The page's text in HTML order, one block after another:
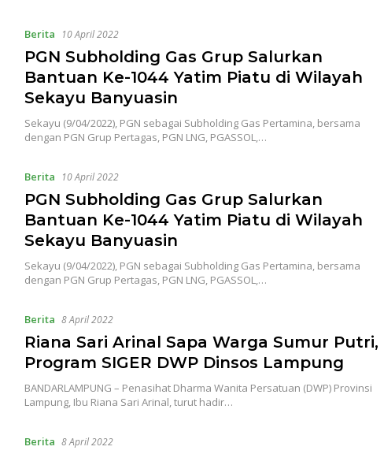
Berita 10 April 2022
PGN Subholding Gas Grup Salurkan
Bantuan Ke-1044 Yatim Piatu di Wilayah
Sekayu Banyuasin
Sekayu (9/04/2022), PGN sebagai Subholding Gas Pertamina, bersama
dengan PGN Grup Pertagas, PGN LNG, PGASSOL,…
Berita 10 April 2022
PGN Subholding Gas Grup Salurkan
Bantuan Ke-1044 Yatim Piatu di Wilayah
Sekayu Banyuasin
Sekayu (9/04/2022), PGN sebagai Subholding Gas Pertamina, bersama
dengan PGN Grup Pertagas, PGN LNG, PGASSOL,…
Berita 8 April 2022
Riana Sari Arinal Sapa Warga Sumur Putri,
Program SIGER DWP Dinsos Lampung
BANDARLAMPUNG – Penasihat Dharma Wanita Persatuan (DWP) Provinsi
Lampung, Ibu Riana Sari Arinal, turut hadir…
Berita 8 April 2022